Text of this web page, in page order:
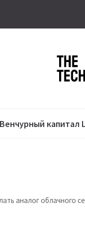
Венчурный капитал
аналог облачного